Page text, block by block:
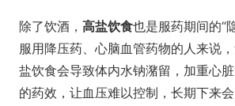
除了饮酒， 高盐饮食也是服药期间的“
服用降压药、心脑血管药物的人来说
盐饮食会导致体内水钠潴留，加重心
的药效，让血压难以控制，长期下来